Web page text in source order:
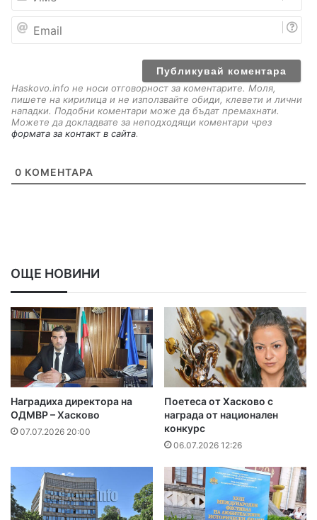
е
a
Haskovo.info не носи отговорност за коментарите. Моля,
пишете на кирилица и не използвайте обиди, клевети и лични
нападки. Подобни коментари може да бъдат премахнати.
Можете да докладвате за неподходящи коментари чрез
формата за контакт в сайта.
0 КОМЕНТАРА
ОЩЕ НОВИНИ
Наградиха директора на
ОДМВР – Хасково
07.07.2026 20:00
Поетеса от Хасково с
награда от национален
конкурс
06.07.2026 12:26